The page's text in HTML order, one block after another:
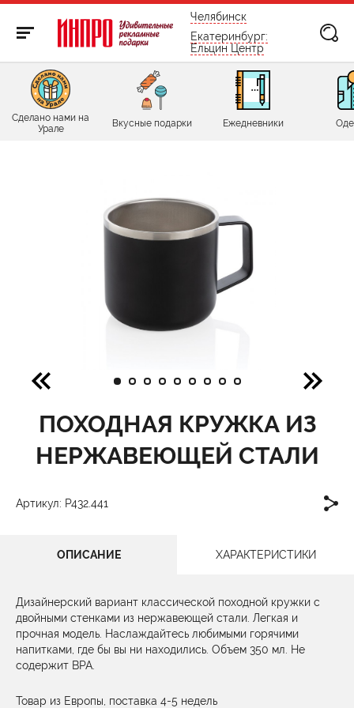
бесплатно по России
Челябинск
Екатеринбург:
Ельцин Центр
Сделано нами на
Урале
Вкусные подарки Ежедневники
ПОХОДНАЯ КРУЖКА ИЗ
НЕРЖАВЕЮЩЕЙ СТАЛИ
Артикул: P432.441
ОПИСАНИЕ ХАРАКТЕРИСТИКИ
Дизайнерский вариант классической походной кружки с
двойными стенками из нержавеющей стали. Легкая и
прочная модель. Наслаждайтесь любимыми горячими
напитками, где бы вы ни находились. Объем 350 мл. Не
содержит BPA.
Товар из Европы, поставка 4-5 недель